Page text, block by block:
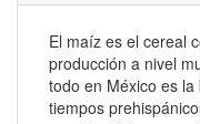
El maíz es el cereal
producción a nivel
todo en México es
tiempos